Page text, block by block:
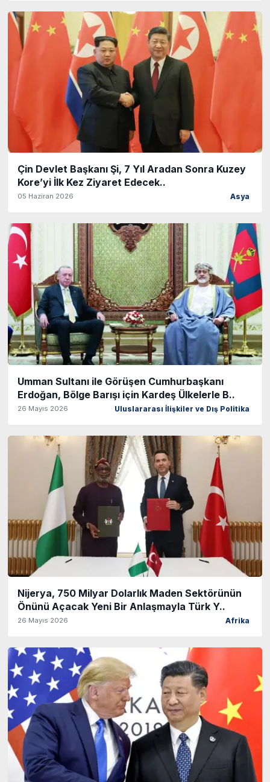
Çin Devlet Başkanı Şi, 7 Yıl Aradan Sonra Kuzey
Kore’yi İlk Kez Ziyaret Edecek..
05 Haziran 2026 Asya
Umman Sultanı ile Görüşen Cumhurbaşkanı
Erdoğan, Bölge Barışı için Kardeş Ülkelerle B..
26 Mayıs 2026 Uluslararası İlişkiler ve Dış Politika
Nijerya, 750 Milyar Dolarlık Maden Sektörünün
Önünü Açacak Yeni Bir Anlaşmayla Türk Y..
26 Mayıs 2026 Afrika